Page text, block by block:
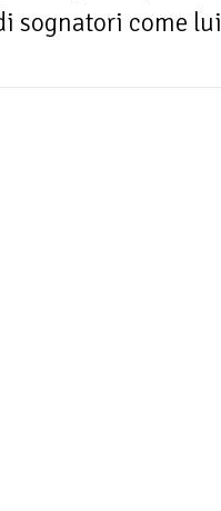
sognatori come